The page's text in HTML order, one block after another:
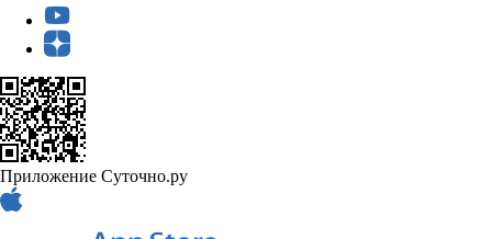
Приложение Суточно.ру